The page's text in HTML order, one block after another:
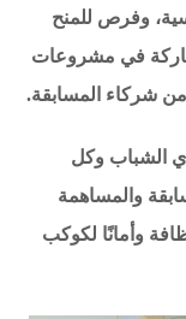
وفرص للمنح
في مشروعات
شركاء المسابقة.
الشباب وكل
والمساهمة
وأمانًا لكوكب